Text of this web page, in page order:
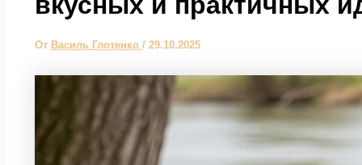
От Василь Глотенко / 29.10.2025